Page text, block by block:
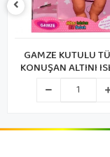
GAMZE KUTULU
KONUŞAN ALTINI
BEBEK